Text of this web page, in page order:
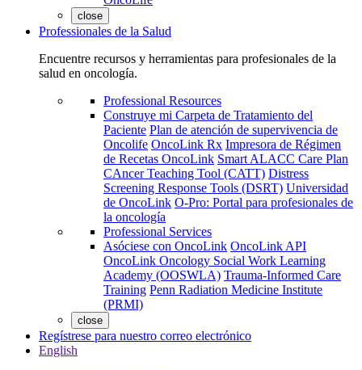
close
Professionales de la Salud
Encuentre recursos y herramientas para profesionales de la
salud en oncología.
Professional Resources
Construye mi Carpeta de Tratamiento del
Paciente Plan de atención de supervivencia de
Oncolife OncoLink Rx Impresora de Régimen
de Recetas OncoLink Smart ALACC Care Plan
CAncer Teaching Tool (CATT) Distress
Screening Response Tools (DSRT) Universidad
de OncoLink O-Pro: Portal para profesionales de
la oncología
Professional Services
Asóciese con OncoLink OncoLink API
OncoLink Oncology Social Work Learning
Academy (OOSWLA) Trauma-Informed Care
Training Penn Radiation Medicine Institute
(PRMI)
close
Regístrese para nuestro correo electrónico
English